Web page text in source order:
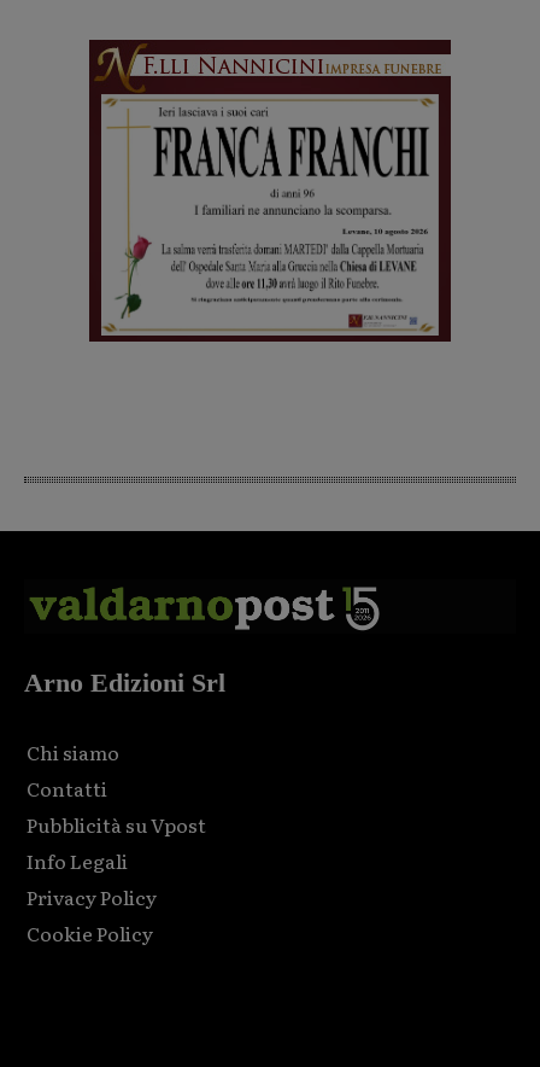
Arno Edizioni Srl
Chi siamo
Contatti
Pubblicità su Vpost
Info Legali
Privacy Policy
Cookie Policy